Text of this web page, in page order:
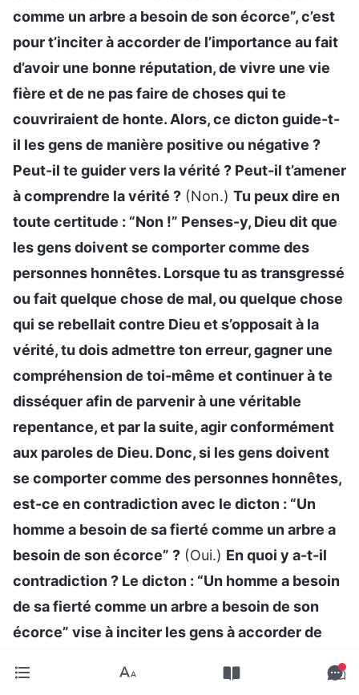
comme un arbre a besoin de son écorce”, c’est
pour t’inciter à accorder de l’importance au fait
d’avoir une bonne réputation, de vivre une vie
fière et de ne pas faire de choses qui te
couvriraient de honte. Alors, ce dicton guide-t-
il les gens de manière positive ou négative ?
Peut-il te guider vers la vérité ? Peut-il t’amener
à comprendre la vérité ? (Non.) Tu peux dire en
toute certitude : “Non !” Penses-y, Dieu dit que
les gens doivent se comporter comme des
personnes honnêtes. Lorsque tu as transgressé
ou fait quelque chose de mal, ou quelque chose
qui se rebellait contre Dieu et s’opposait à la
vérité, tu dois admettre ton erreur, gagner une
compréhension de toi-même et continuer à te
disséquer afin de parvenir à une véritable
repentance, et par la suite, agir conformément
aux paroles de Dieu. Donc, si les gens doivent
se comporter comme des personnes honnêtes,
est-ce en contradiction avec le dicton : “Un
homme a besoin de sa fierté comme un arbre a
besoin de son écorce” ? (Oui.) En quoi y a-t-il
contradiction ? Le dicton : “Un homme a besoin
de sa fierté comme un arbre a besoin de son
écorce” vise à inciter les gens à accorder de
haut en couleur et de faire davantage de